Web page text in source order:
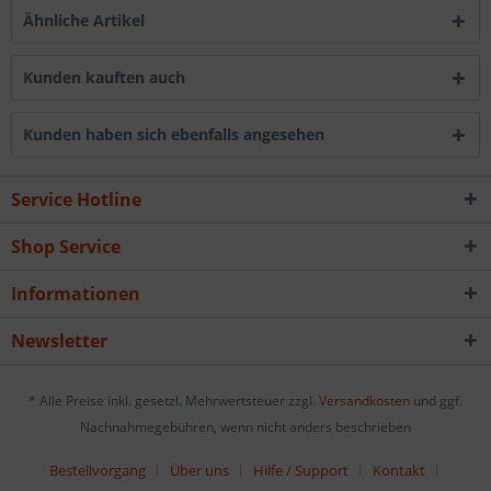
Ähnliche Artikel
Kunden kauften auch
Kunden haben sich ebenfalls angesehen
Service Hotline
Shop Service
Informationen
Newsletter
* Alle Preise inkl. gesetzl. Mehrwertsteuer zzgl. Versandkosten und ggf.
Nachnahmegebühren, wenn nicht anders beschrieben
Bestellvorgang Über uns Hilfe / Support Kontakt